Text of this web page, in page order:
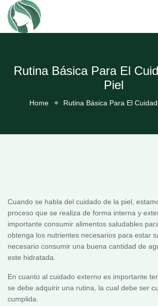
Rutina Básica Para El
Piel
Home Rutina Básica Para El
Cuando se habla del cuidado de la piel,
proceso que se realiza de forma interna y
importante consumir alimentos saludables
obtenga los nutrientes necesarios para estar
necesario consumir una buena cantidad de
este hidratada.
En cuanto al cuidado externo es importante
se debe adquirir una rutina, la cual debe ser
cumplida.